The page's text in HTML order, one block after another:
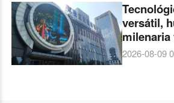
versátil,
es China
2026-08-09